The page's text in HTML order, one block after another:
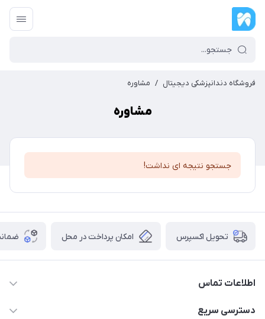
فروشگاه دندانپزشکی دیجیتال / مشاوره
مشاوره
جستجو نتیجه ای نداشت!
تحویل اکسپرس امکان پرداخت در محل
اطلاعات تماس
09112255977- 02191035419
دسترسی سریع